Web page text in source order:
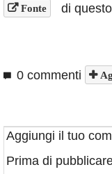
Fonte di
0 commenti
Aggiungi il tuo
Prima di